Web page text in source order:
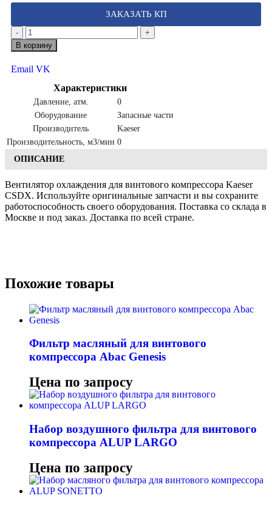
ЗАКАЗАТЬ КП
-
+
В корзину
Email VK
Характеристики
Давление, атм.
0
Оборудование
Запасные части
Производитель
Kaeser
Производительность, м3/мин 0
ОПИСАНИЕ
Вентилятор охлаждения для винтового компрессора Kaeser
CSDX. Используйте оригинальные запчасти и вы сохраните
работоспособность своего оборудования. Поставка со склада в
Москве и под заказ. Доставка по всей стране.
Похожие товары
Фильтр масляный для винтового
компрессора Abac Genesis
Цена по запросу
Набор воздушного фильтра для винтового
компрессора ALUP LARGO
Цена по запросу